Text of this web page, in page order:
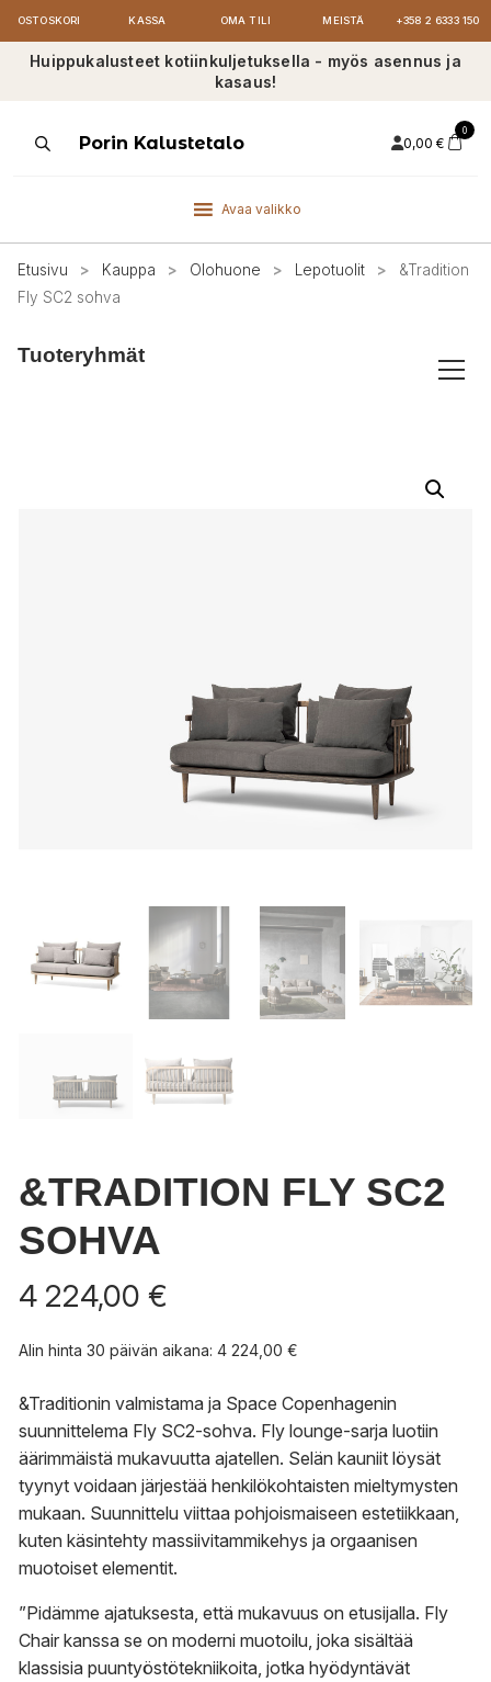
OSTOSKORI KASSA OMA TILI MEISTÄ +358 2 6333 150
Huippukalusteet kotiinkuljetuksella - myös asennus ja
kasaus!
ProductsPorin Kalustetalo 0,00 €
0
Avaa valikko
Etusivu > Kauppa > Olohuone > Lepotuolit >
&Tradition
Fly SC2 sohva
Tuoteryhmät
&TRADITION FLY SC2
SOHVA
4 224,00 €
Alin hinta 30 päivän aikana: 4 224,00 €
&Traditionin valmistama ja Space Copenhagenin
suunnittelema Fly SC2-sohva. Fly lounge-sarja luotiin
äärimmäistä mukavuutta ajatellen. Selän kauniit löysät
tyynyt voidaan järjestää henkilökohtaisten mieltymysten
mukaan. Suunnittelu viittaa pohjoismaiseen estetiikkaan,
kuten käsintehty massiivitammikehys ja orgaanisen
muotoiset elementit.
”Pidämme ajatuksesta, että mukavuus on etusijalla. Fly
Chair kanssa se on moderni muotoilu, joka sisältää
klassisia puuntyöstötekniikoita, jotka hyödyntävät